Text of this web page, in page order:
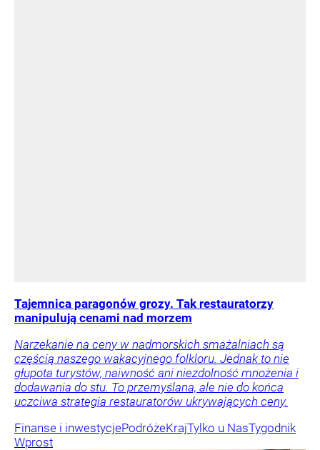
Tajemnica paragonów grozy. Tak restauratorzy
manipulują cenami nad morzem
Narzekanie na ceny w nadmorskich smażalniach są
częścią naszego wakacyjnego folkloru. Jednak to nie
głupota turystów, naiwność ani niezdolność mnożenia i
dodawania do stu. To przemyślana, ale nie do końca
uczciwa strategia restauratorów ukrywających ceny.
Finanse i inwestycjePodróżeKrajTylko u NasTygodnik
Wprost